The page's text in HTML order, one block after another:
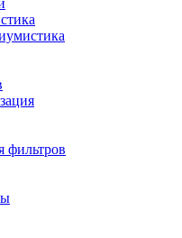
фильтров